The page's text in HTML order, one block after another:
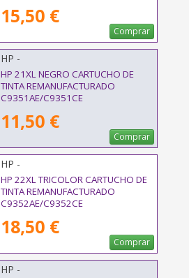
15,50 €
Comprar
HP -
HP 21XL NEGRO CARTUCHO DE
TINTA REMANUFACTURADO
C9351AE/C9351CE
11,50 €
Comprar
HP -
HP 22XL TRICOLOR CARTUCHO DE
TINTA REMANUFACTURADO
C9352AE/C9352CE
18,50 €
Comprar
HP -